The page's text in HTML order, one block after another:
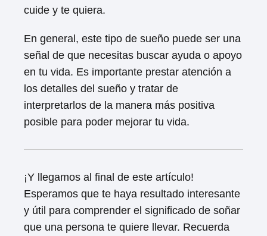
cuide y te quiera.
En general, este tipo de sueño puede ser una
señal de que necesitas buscar ayuda o apoyo
en tu vida. Es importante prestar atención a
los detalles del sueño y tratar de
interpretarlos de la manera más positiva
posible para poder mejorar tu vida.
¡Y llegamos al final de este artículo!
Esperamos que te haya resultado interesante
y útil para comprender el significado de soñar
que una persona te quiere llevar. Recuerda